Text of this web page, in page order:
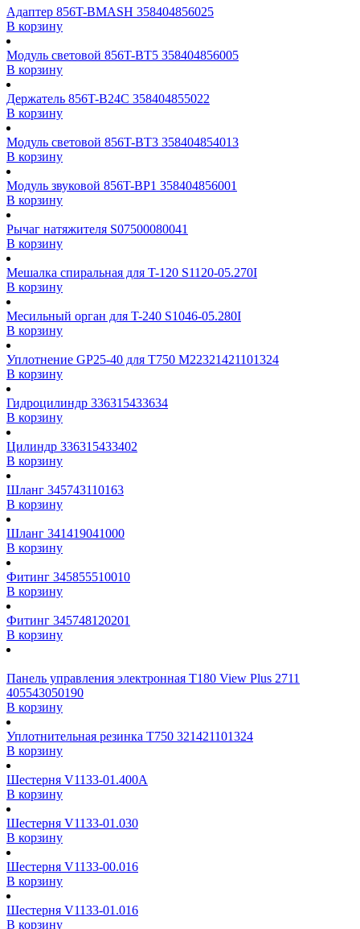
Адаптер 856T-BMASH 358404856025
В корзину
Модуль световой 856T-BT5 358404856005
В корзину
Держатель 856T-B24C 358404855022
В корзину
Модуль световой 856T-BT3 358404854013
В корзину
Модуль звуковой 856T-BP1 358404856001
В корзину
Рычаг натяжителя S07500080041
В корзину
Мешалка спиральная для T-120 S1120-05.270I
В корзину
Месильный орган для T-240 S1046-05.280I
В корзину
Уплотнение GP25-40 для T750 M22321421101324
В корзину
Гидроцилиндр 336315433634
В корзину
Цилиндр 336315433402
В корзину
Шланг 345743110163
В корзину
Шланг 341419041000
В корзину
Фитинг 345855510010
В корзину
Фитинг 345748120201
В корзину
Панель управления электронная T180 View Plus 2711
405543050190
В корзину
Уплотнительная резинка T750 321421101324
В корзину
Шестерня V1133-01.400A
В корзину
Шестерня V1133-01.030
В корзину
Шестерня V1133-00.016
В корзину
Шестерня V1133-01.016
В корзину